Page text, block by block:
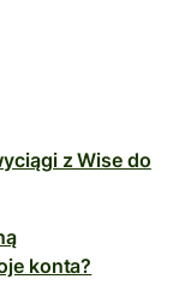
z Wise do
konta?